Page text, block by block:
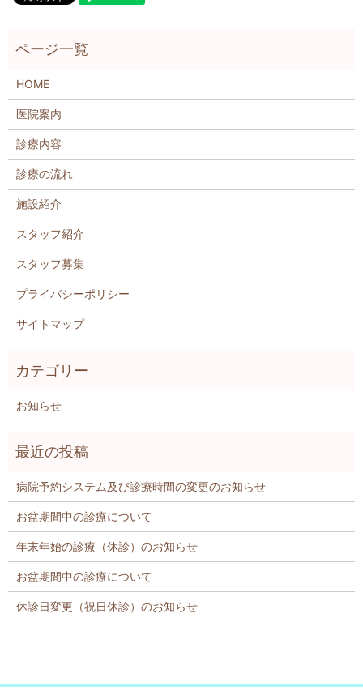
HOME
医院案内
診療内容
診療の流れ
施設紹介
スタッフ紹介
スタッフ募集
プライバシーポリシー
サイトマップ
お知らせ
病院予約システム及び診療時間の変更のお知らせ
お盆期間中の診療について
年末年始の診療（休診）のお知らせ
お盆期間中の診療について
休診日変更（祝日休診）のお知らせ